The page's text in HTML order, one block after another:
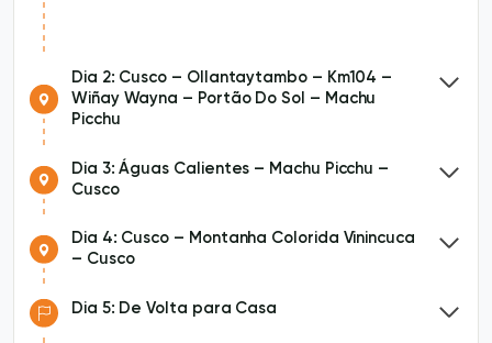
Dia 2: Cusco – Ollantaytambo – Km104 –
Wiñay Wayna – Portão Do Sol – Machu
Picchu
Dia 3: Águas Calientes – Machu Picchu –
Cusco
Dia 4: Cusco – Montanha Colorida Vinincuca
– Cusco
Dia 5: De Volta para Casa